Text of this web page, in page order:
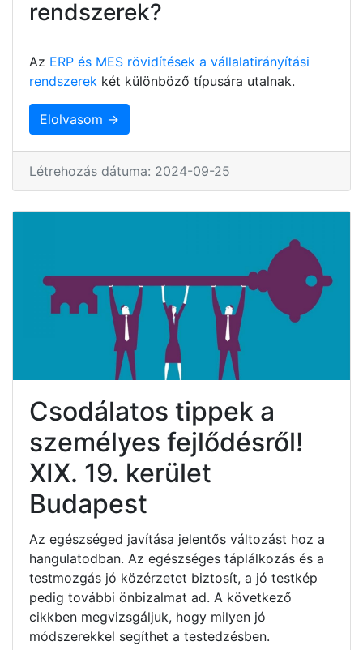
rendszerek?
Az ERP és MES rövidítések a vállalatirányítási
rendszerek két különböző típusára utalnak.
Elolvasom →
Létrehozás dátuma: 2024-09-25
Csodálatos tippek a
személyes fejlődésről!
XIX. 19. kerület
Budapest
Az egészséged javítása jelentős változást hoz a
hangulatodban. Az egészséges táplálkozás és a
testmozgás jó közérzetet biztosít, a jó testkép
pedig további önbizalmat ad. A következő
cikkben megvizsgáljuk, hogy milyen jó
módszerekkel segíthet a testedzésben.